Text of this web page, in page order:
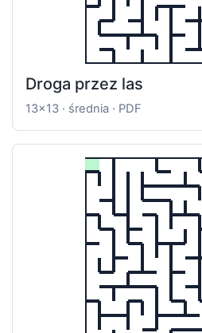
Droga przez las
13x13 · średnia · PDF